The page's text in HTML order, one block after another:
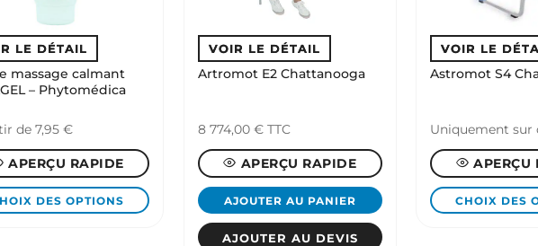
massage calmant
– Phytomédica
de 7,95 €
APERÇU RAPIDE
DES OPTIONS
Artromot E2 Chattanooga
8 774,00 € TTC
APERÇU RAPIDE
AJOUTER AU PANIER
AJOUTER AU DEVIS
Astromot S4
Uniquement sur
APERÇU
CHOIX DES